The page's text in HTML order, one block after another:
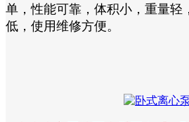
单，性能可靠，体积小，重量轻
低，使用维修方便。